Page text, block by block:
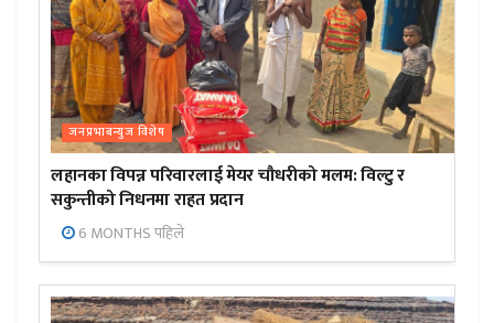
जनप्रभाबन्युज विशेष
लहानका विपन्न परिवारलाई मेयर चौधरीको मलम: विल्टु र
सकुन्तीको निधनमा राहत प्रदान
6 MONTHS पहिले